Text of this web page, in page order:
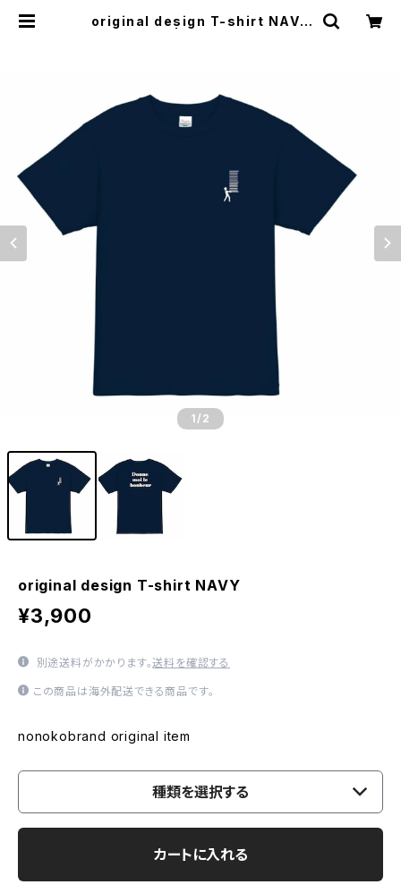
original design T-shirt NAVY
1/2
original design T-shirt NAVY
¥3,900
別途送料がかかります。送料を確認する
この商品は海外配送できる商品です。
nonokobrand original item
種類を選択する
カートに入れる